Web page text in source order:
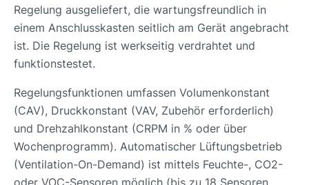
Regelung ausgeliefert, die wartungsfreundlich in
einem Anschlusskasten seitlich am Gerät angebracht
ist. Die Regelung ist werkseitig verdrahtet und
funktionstestet.
Regelungsfunktionen umfassen Volumenkonstant
(CAV), Druckkonstant (VAV, Zubehör erforderlich)
und Drehzahlkonstant (CRPM in % oder über
Wochenprogramm). Automatischer Lüftungsbetrieb
(Ventilation-On-Demand) ist mittels Feuchte-, CO2-
oder VOC-Sensoren möglich (bis zu 18 Sensoren